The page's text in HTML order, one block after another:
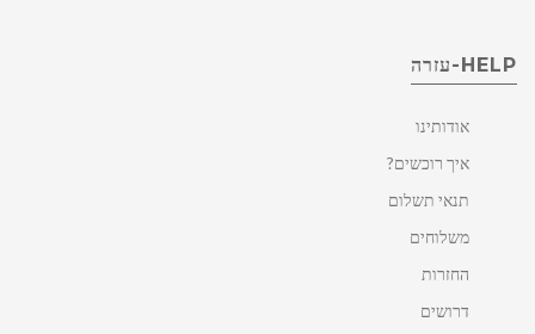
HELP-עזרה
אודותינו
איך רוכשים?
תנאי תשלום
משלוחים
החזרות
דרושים